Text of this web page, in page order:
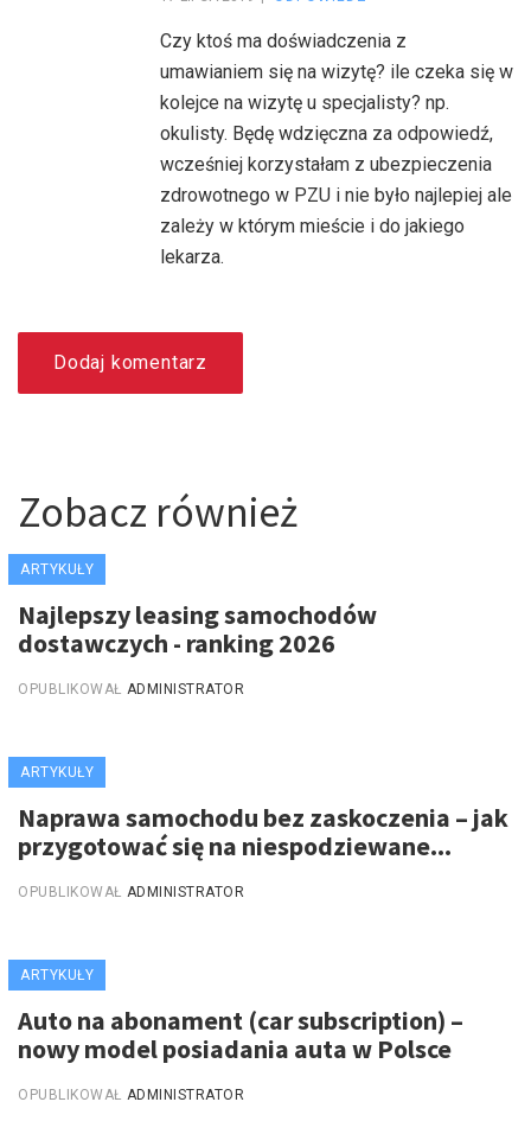
Czy ktoś ma doświadczenia z
umawianiem się na wizytę? ile czeka się w
kolejce na wizytę u specjalisty? np.
okulisty. Będę wdzięczna za odpowiedź,
wcześniej korzystałam z ubezpieczenia
zdrowotnego w PZU i nie było najlepiej ale
zależy w którym mieście i do jakiego
lekarza.
Dodaj komentarz
Zobacz również
ARTYKUŁY
Najlepszy leasing samochodów
dostawczych - ranking 2026
OPUBLIKOWAŁ ADMINISTRATOR
ARTYKUŁY
Naprawa samochodu bez zaskoczenia – jak
przygotować się na niespodziewane...
OPUBLIKOWAŁ ADMINISTRATOR
ARTYKUŁY
Auto na abonament (car subscription) –
nowy model posiadania auta w Polsce
OPUBLIKOWAŁ ADMINISTRATOR